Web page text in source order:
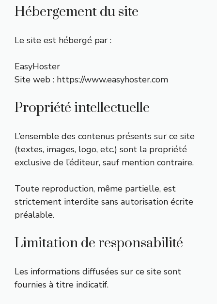
Hébergement du site
Le site est hébergé par :
EasyHoster
Site web : https://www.easyhoster.com
Propriété intellectuelle
L’ensemble des contenus présents sur ce site
(textes, images, logo, etc.) sont la propriété
exclusive de l’éditeur, sauf mention contraire.
Toute reproduction, même partielle, est
strictement interdite sans autorisation écrite
préalable.
Limitation de responsabilité
Les informations diffusées sur ce site sont
fournies à titre indicatif.